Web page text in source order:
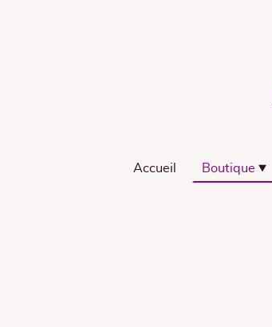
Accueil Boutique